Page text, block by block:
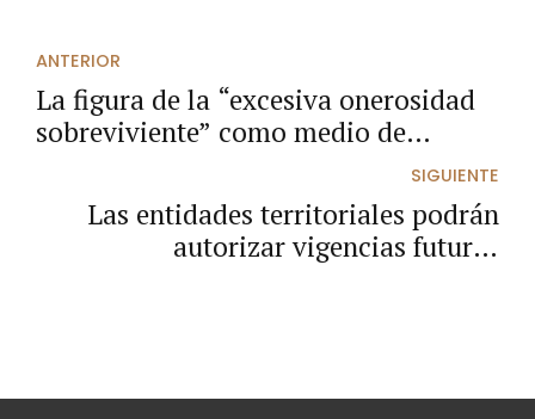
ANTERIOR
La figura de la “excesiva onerosidad
sobreviviente” como medio de
SIGUIENTE
Las entidades territoriales podrán
autorizar vigencias futuras